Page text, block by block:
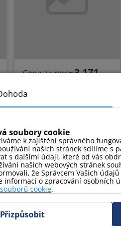
Cena za noc~3 171
16
u pláže
dětské hřiště
centrum města
v
blízkosti prodejny
Podívejte
soubory cookie
k zajištění správného
našich stránek sdílíme s
s dalšími údaji, které od vás
našich webových stránek
že Správcem Vašich
informací o zpracování
cookie.
Přizpůsobit